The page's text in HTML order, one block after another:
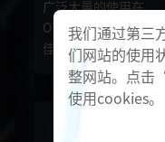
广泛大量的使用在
OTT/PC等设备，兼
佳。
我们通过第三
们网站的使用
整网站。点击
使用cookies。